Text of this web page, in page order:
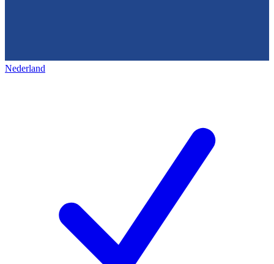
Nederland